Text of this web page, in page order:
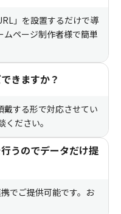
」を設置するだけで導
ムページ制作者様で簡単
きますか？
戴する形で対応させてい
ださい。
うのでデータだけ提
でご提供可能です。お